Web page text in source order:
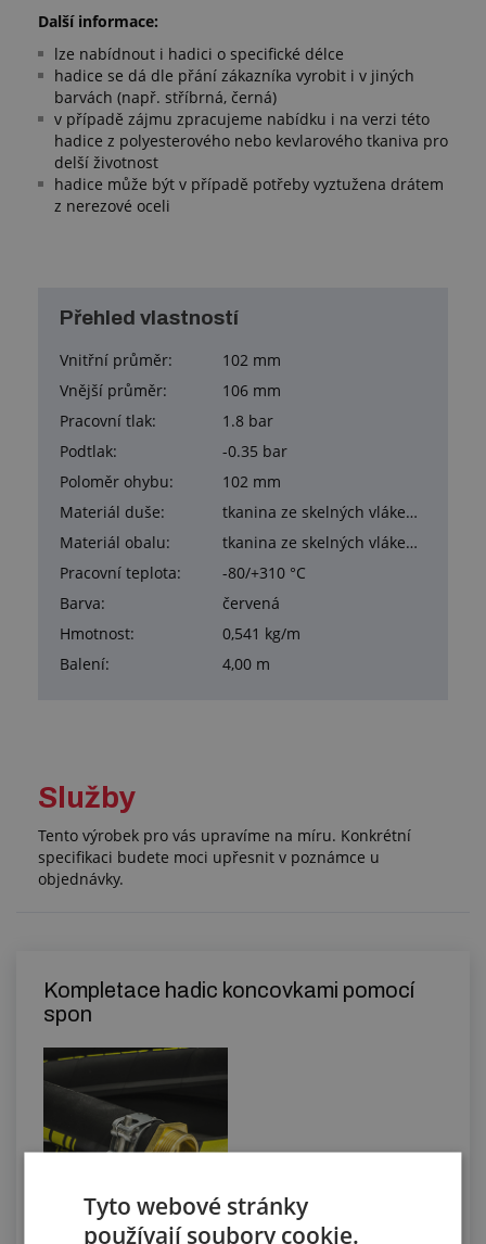
Další informace:
lze nabídnout i hadici o specifické délce
hadice se dá dle přání zákazníka vyrobit i v jiných
barvách (např. stříbrná, černá)
v případě zájmu zpracujeme nabídku i na verzi této
hadice z polyesterového nebo kevlarového tkaniva pro
delší životnost
hadice může být v případě potřeby vyztužena drátem
z nerezové oceli
Přehled vlastností
Vnitřní průměr:
102 mm
Vnější průměr:
106 mm
Pracovní tlak:
1.8 bar
Podtlak:
-0.35 bar
Poloměr ohybu:
102 mm
Materiál duše:
tkanina ze skelných vláken potažená silikonem
Materiál obalu:
tkanina ze skelných vláken potažená silikonem
Pracovní teplota:
-80/+310 °C
Barva:
červená
Hmotnost:
0,541 kg/m
Balení:
4,00 m
Služby
Tento výrobek pro vás upravíme na míru. Konkrétní
specifikaci budete moci upřesnit v poznámce u
objednávky.
Kompletace hadic koncovkami pomocí
spon
Tyto webové stránky
používají soubory cookie.